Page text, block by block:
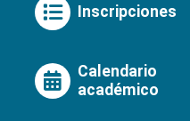
Inscripciones
Calendario
académico